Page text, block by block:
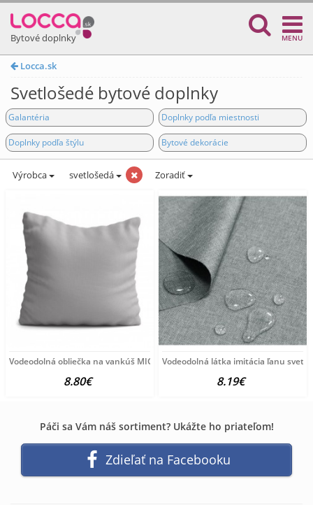
Bytové doplnky MENU
Locca.sk
Svetlošedé bytové doplnky
Galantéria Doplnky podľa miestnosti
Doplnky podľa štýlu Bytové dekorácie
Výrobca svetlošedá Zoradiť
Vodeodolná obliečka na vankúš MIG03 svetlošedá 40x40
8.80€
Vodeodolná látka imitácia ľanu
8.19€
Páči sa Vám náš sortiment? Ukážte ho priateľom!
Zdieľať na Facebooku